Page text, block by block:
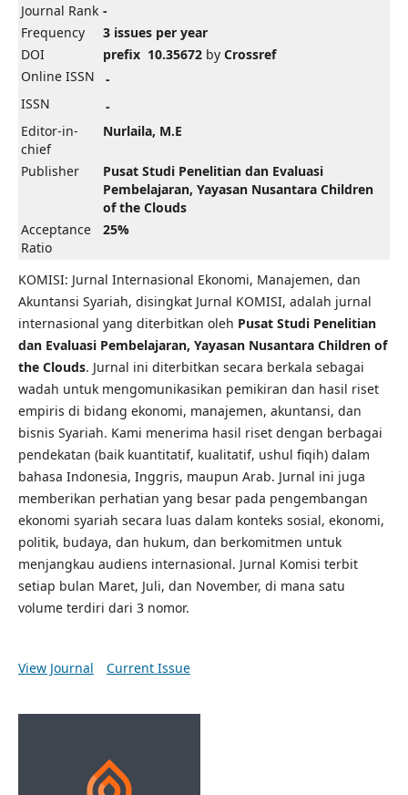
Journal Rank -
Frequency
3 issues per year
DOI
prefix 10.35672 by Crossref
Online ISSN
-
ISSN
-
Editor-in-
chief
Nurlaila, M.E
Publisher
Pusat Studi Penelitian dan Evaluasi
Pembelajaran, Yayasan Nusantara Children
of the Clouds
Acceptance
Ratio
25%
KOMISI: Jurnal Internasional Ekonomi, Manajemen, dan
Akuntansi Syariah, disingkat Jurnal KOMISI, adalah jurnal
internasional yang diterbitkan oleh Pusat Studi Penelitian
dan Evaluasi Pembelajaran, Yayasan Nusantara Children of
the Clouds. Jurnal ini diterbitkan secara berkala sebagai
wadah untuk mengomunikasikan pemikiran dan hasil riset
empiris di bidang ekonomi, manajemen, akuntansi, dan
bisnis Syariah. Kami menerima hasil riset dengan berbagai
pendekatan (baik kuantitatif, kualitatif, ushul fiqih) dalam
bahasa Indonesia, Inggris, maupun Arab. Jurnal ini juga
memberikan perhatian yang besar pada pengembangan
ekonomi syariah secara luas dalam konteks sosial, ekonomi,
politik, budaya, dan hukum, dan berkomitmen untuk
menjangkau audiens internasional. Jurnal Komisi terbit
setiap bulan Maret, Juli, dan November, di mana satu
volume terdiri dari 3 nomor.
View Journal Current Issue